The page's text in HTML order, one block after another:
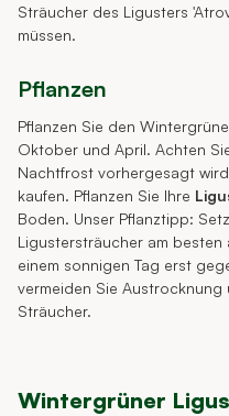
Sträucher des Ligusters
müssen.
Pflanzen
Pflanzen Sie den
Oktober und April. Achten
Nachtfrost vorhergesagt
kaufen. Pflanzen Sie Ihre
Boden. Unser Pflanztipp:
Ligustersträucher am besten
einem sonnigen Tag erst
vermeiden Sie
Sträucher.
Wintergrüner